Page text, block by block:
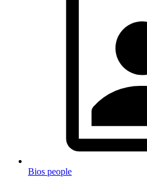
Bios people